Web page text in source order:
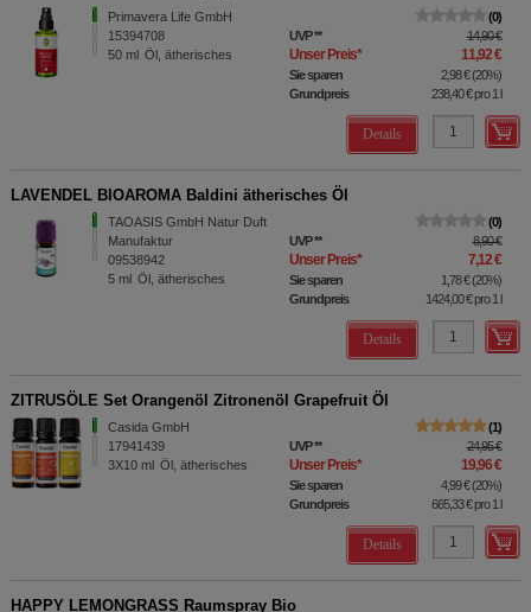
Primavera Life GmbH
15394708
50 ml Öl, ätherisches
0
UVP** 14,90 €
Unser Preis* 11,92 €
Sie sparen 2,98 €(20%)
Grundpreis
238,40 €pro 1 l
Details
LAVENDEL BIOAROMA Baldini ätherisches Öl
TAOASIS GmbH Natur Duft
Manufaktur
09538942
5 ml Öl, ätherisches
0
UVP** 8,90 €
Unser Preis* 7,12 €
Sie sparen 1,78 €(20%)
Grundpreis
1424,00 €pro 1 l
Details
ZITRUSÖLE Set Orangenöl Zitronenöl Grapefruit Öl
Casida GmbH
17941439
3X10 ml Öl, ätherisches
1
UVP** 24,95 €
Unser Preis* 19,96 €
Sie sparen 4,99 €(20%)
Grundpreis
665,33 €pro 1 l
Details
HAPPY LEMONGRASS Raumspray Bio